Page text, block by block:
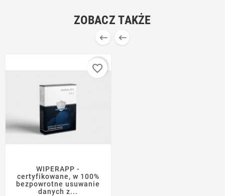
ZOBACZ TAKŻE
 
WIPERAPP -
certyfikowane, w 100%
bezpowrotne usuwanie
danych z...
favorite_border